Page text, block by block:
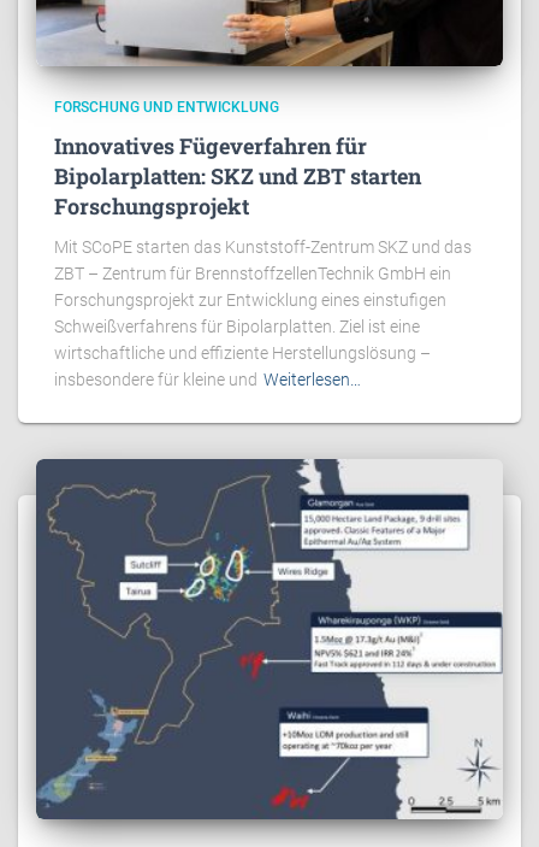
FORSCHUNG UND ENTWICKLUNG
Innovatives Fügeverfahren für
Bipolarplatten: SKZ und ZBT starten
Forschungsprojekt
Mit SCoPE starten das Kunststoff-Zentrum SKZ und das
ZBT – Zentrum für BrennstoffzellenTechnik GmbH ein
Forschungsprojekt zur Entwicklung eines einstufigen
Schweißverfahrens für Bipolarplatten. Ziel ist eine
wirtschaftliche und effiziente Herstellungslösung –
insbesondere für kleine und Weiterlesen…